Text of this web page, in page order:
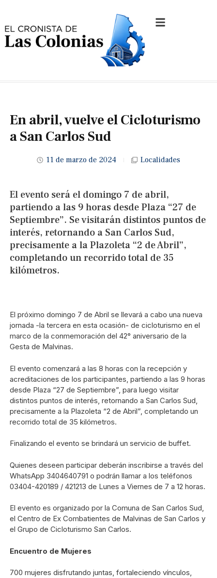
En abril, vuelve el Cicloturismo
a San Carlos Sud
11 de marzo de 2024 Localidades
El evento será el domingo 7 de abril,
partiendo a las 9 horas desde Plaza “27 de
Septiembre”. Se visitarán distintos puntos de
interés, retornando a San Carlos Sud,
precisamente a la Plazoleta “2 de Abril”,
completando un recorrido total de 35
kilómetros.
El próximo domingo 7 de Abril se llevará a cabo una nueva
jornada -la tercera en esta ocasión- de cicloturismo en el
marco de la conmemoración del 42° aniversario de la
Gesta de Malvinas.
El evento comenzará a las 8 horas con la recepción y
acreditaciones de los participantes, partiendo a las 9 horas
desde Plaza “27 de Septiembre”, para luego visitar
distintos puntos de interés, retornando a San Carlos Sud,
precisamente a la Plazoleta “2 de Abril”, completando un
recorrido total de 35 kilómetros.
Finalizando el evento se brindará un servicio de buffet.
Quienes deseen participar deberán inscribirse a través del
WhatsApp 3404640791 o podrán llamar a los teléfonos
03404-420189 / 421213 de Lunes a Viernes de 7 a 12 horas.
El evento es organizado por la Comuna de San Carlos Sud,
el Centro de Ex Combatientes de Malvinas de San Carlos y
el Grupo de Cicloturismo San Carlos.
Encuentro de Mujeres
700 mujeres disfrutando juntas, fortaleciendo vínculos,